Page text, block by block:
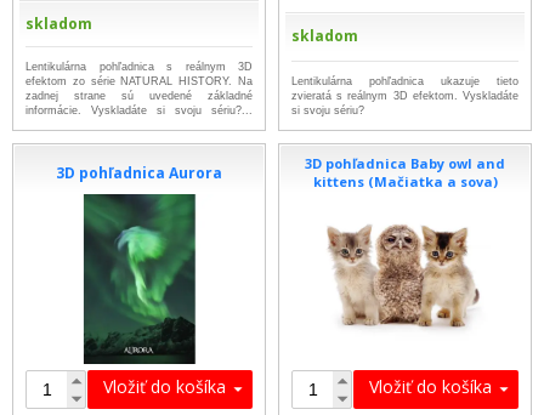
skladom
Lentikulárna pohľadnica s reálnym 3D
efektom zo série NATURAL HISTORY. Na
zadnej strane sú uvedené základné
informácie. Vyskladáte si svoju sériu?...
skladom
Lentikulárna pohľadnica ukazuje tieto
zvieratá s reálnym 3D efektom. Vyskladáte
si svoju sériu?
3D pohľadnica Aurora
Vložiť do košíka
3D pohľadnica Baby owl and
kittens (Mačiatka a sova)
Vložiť do košíka